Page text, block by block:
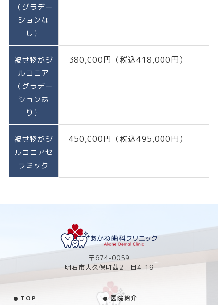
（グラデー
ションな
し）
被せ物がジ
ルコニア
（グラデー
ションあ
り）
380,000円（税込418,000円）
被せ物がジ
ルコニアセ
ラミック
450,000円（税込495,000円）
〒674-0059
明石市大久保町茜2丁目4-19
TOP 医院紹介